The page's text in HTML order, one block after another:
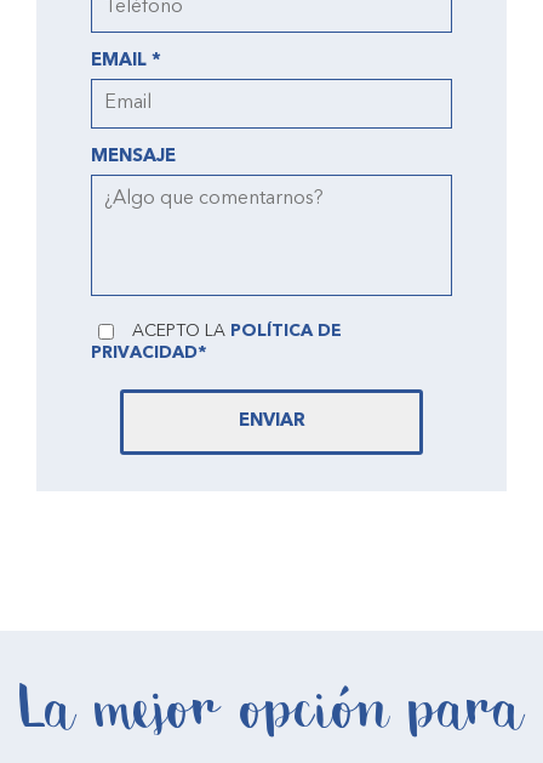
EMAIL *
MENSAJE
ACEPTO LA POLÍTICA DE
PRIVACIDAD*
ENVIAR
La mejor opción para